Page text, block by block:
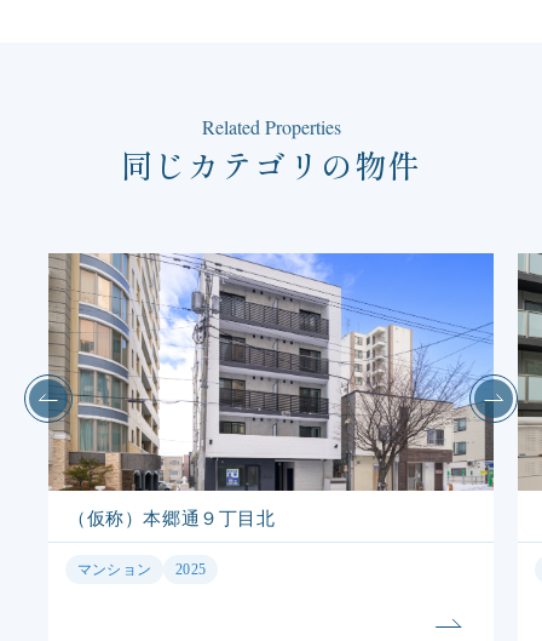
Related Properties
同じカテゴリの物件
（仮称）北3条東7丁目
マンション 2025